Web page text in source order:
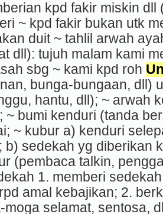
kpd fakir miskin dll
~ kpd fakir bukan utk
duit ~ tahlil arwah
dll): tujuh malam kami
sbg ~ kami kpd roh
bunga-bungaan, dll)
hantu, dll); ~ arwah
~ bumi kenduri (tanda
~ kubur a) kenduri
b) sedekah yg di­berikan
(pembaca talkin,
1. memberi
amal kebajikan; 2.
moga selamat, sentosa,